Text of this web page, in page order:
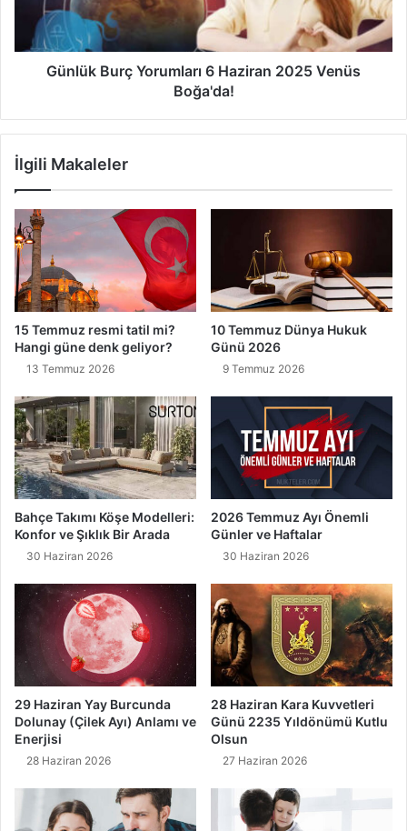
Venüs
Boğa'da!
Günlük Burç Yorumları 6 Haziran 2025 Venüs
Boğa'da!
İlgili Makaleler
15 Temmuz resmi tatil mi?
Hangi güne denk geliyor?
13 Temmuz 2026
10 Temmuz Dünya Hukuk
Günü 2026
9 Temmuz 2026
Bahçe Takımı Köşe Modelleri:
Konfor ve Şıklık Bir Arada
30 Haziran 2026
2026 Temmuz Ayı Önemli
Günler ve Haftalar
30 Haziran 2026
29 Haziran Yay Burcunda
Dolunay (Çilek Ayı) Anlamı ve
Enerjisi
28 Haziran 2026
28 Haziran Kara Kuvvetleri
Günü 2235 Yıldönümü Kutlu
Olsun
27 Haziran 2026